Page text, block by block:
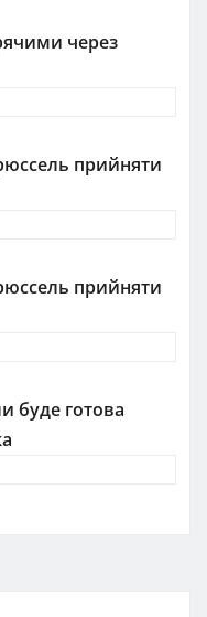
через
прийняти
прийняти
буде готова